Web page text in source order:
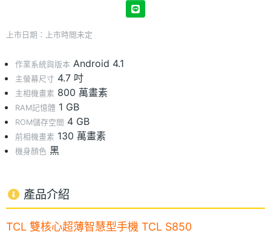
上市日期：上市時間未定
作業系統與版本 Android 4.1
主螢幕尺寸 4.7 吋
主相機畫素 800 萬畫素
RAM記憶體 1 GB
ROM儲存空間 4 GB
前相機畫素 130 萬畫素
機身顏色 黑
產品介紹
TCL 雙核心超薄智慧型手機 TCL S850